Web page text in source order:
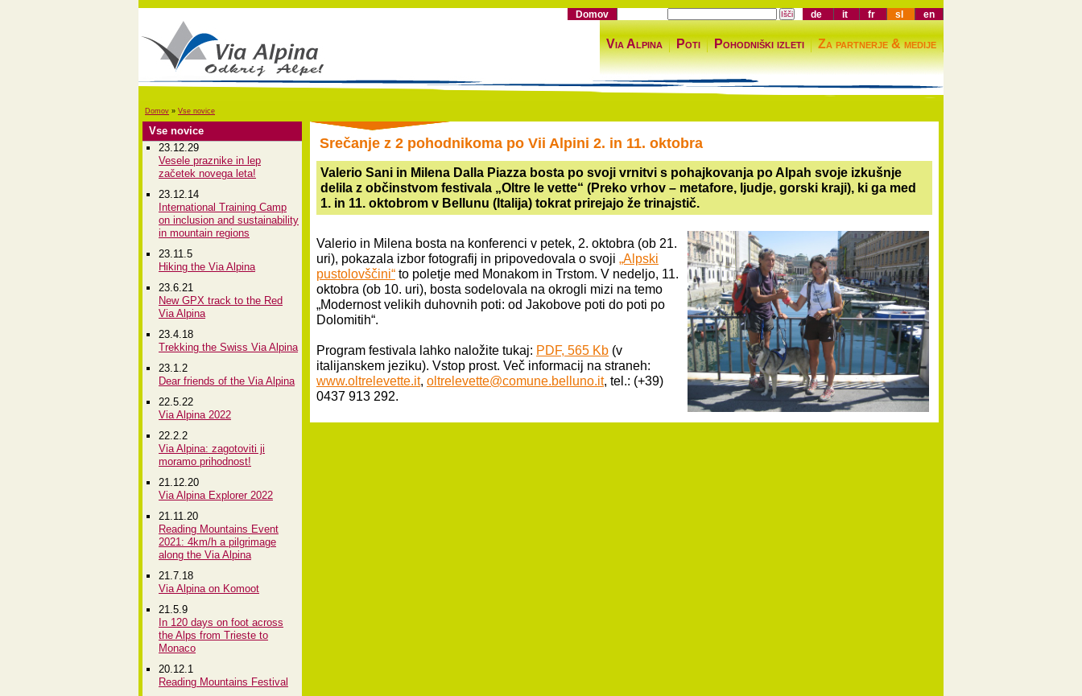
Domov de it fr sl en
Via Alpina Poti Pohodniški izleti Za partnerje & medije
Domov » Vse novice
Vse novice
23.12.29
Vesele praznike in lep
začetek novega leta!
23.12.14
International Training Camp
on inclusion and sustainability
in mountain regions
23.11.5
Hiking the Via Alpina
23.6.21
New GPX track to the Red
Via Alpina
23.4.18
Trekking the Swiss Via Alpina
23.1.2
Dear friends of the Via Alpina
22.5.22
Via Alpina 2022
22.2.2
Via Alpina: zagotoviti ji
moramo prihodnost!
21.12.20
Via Alpina Explorer 2022
21.11.20
Reading Mountains Event
2021: 4km/h a pilgrimage
along the Via Alpina
21.7.18
Via Alpina on Komoot
21.5.9
In 120 days on foot across
the Alps from Trieste to
Monaco
20.12.1
Reading Mountains Festival
Srečanje z 2 pohodnikoma po Vii Alpini 2. in 11. oktobra
Valerio Sani in Milena Dalla Piazza bosta po svoji vrnitvi s pohajkovanja po Alpah svoje izkušnje
delila z občinstvom festivala „Oltre le vette“ (Preko vrhov – metafore, ljudje, gorski kraji), ki ga med
1. in 11. oktobrom v Bellunu (Italija) tokrat prirejajo že trinajstič.
Valerio in Milena bosta na konferenci v petek, 2. oktobra (ob 21.
uri), pokazala izbor fotografij in pripovedovala o svoji „Alpski
pustolovščini“ to poletje med Monakom in Trstom. V nedeljo, 11.
oktobra (ob 10. uri), bosta sodelovala na okrogli mizi na temo
„Modernost velikih duhovnih poti: od Jakobove poti do poti po
Dolomitih“.
Program festivala lahko naložite tukaj: PDF, 565 Kb (v
italijanskem jeziku). Vstop prost. Več informacij na straneh:
www.oltrelevette.it, oltrelevette@comune.belluno.it, tel.: (+39)
0437 913 292.